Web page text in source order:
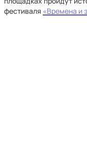
фестиваля «Времена и